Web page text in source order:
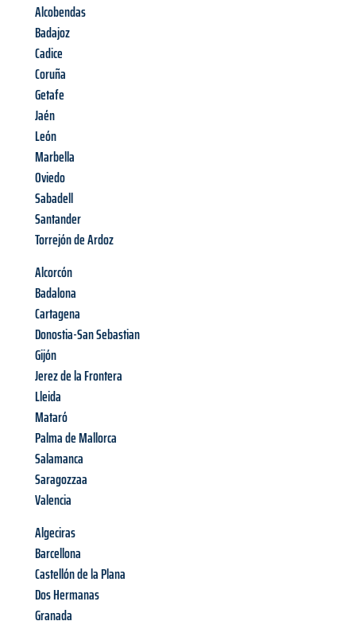
Alcobendas
Badajoz
Cadice
Coruña
Getafe
Jaén
León
Marbella
Oviedo
Sabadell
Santander
Torrejón de Ardoz
Alcorcón
Badalona
Cartagena
Donostia-San Sebastian
Gijón
Jerez de la Frontera
Lleida
Mataró
Palma de Mallorca
Salamanca
Saragozzaa
Valencia
Algeciras
Barcellona
Castellón de la Plana
Dos Hermanas
Granada